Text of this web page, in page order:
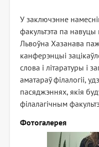
У заключэнне
факультэта па
Львоўна Хазанава
канферэнцыі
слова і літаратуры і
аматараў філалогіі,
пасяджэннях, якія
філалагічным
Фотогалерея